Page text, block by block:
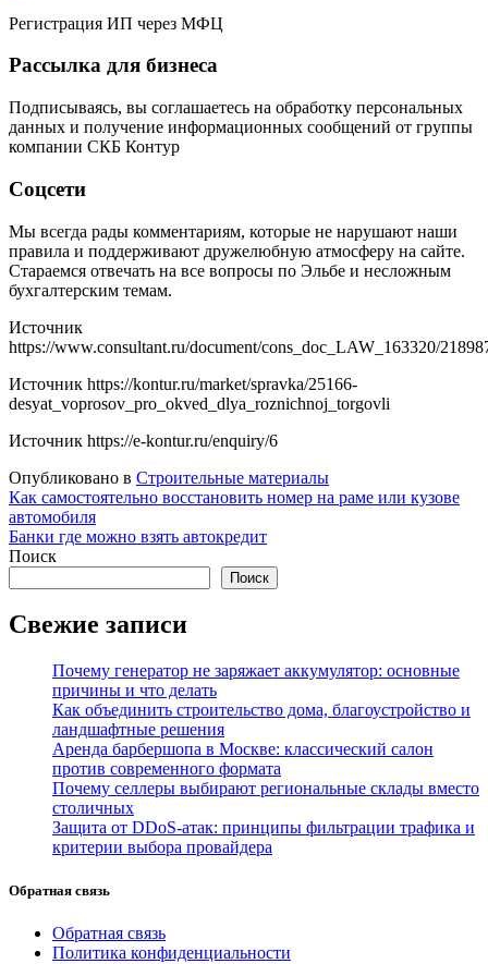
Регистрация ИП через МФЦ
Рассылка для бизнеса
Подписываясь, вы соглашаетесь на обработку персональных
данных и получение информационных сообщений от группы
компании СКБ Контур
Соцсети
Мы всегда рады комментариям, которые не нарушают наши
правила и поддерживают дружелюбную атмосферу на сайте.
Стараемся отвечать на все вопросы по Эльбе и несложным
бухгалтерским темам.
Источник
https://www.consultant.ru/document/cons_doc_LAW_163320/
Источник https://kontur.ru/market/spravka/25166-
desyat_voprosov_pro_okved_dlya_roznichnoj_torgovli
Источник https://e-kontur.ru/enquiry/6
Опубликовано в Строительные материалы
Навигация
по
записям
Как самостоятельно восстановить номер на раме или кузове
автомобиля
Банки где можно взять автокредит
Поиск
Поиск
Свежие записи
Почему генератор не заряжает аккумулятор: основные
причины и что делать
Как объединить строительство дома, благоустройство и
ландшафтные решения
Аренда барбершопа в Москве: классический салон
против современного формата
Почему селлеры выбирают региональные склады вместо
столичных
Защита от DDoS-атак: принципы фильтрации трафика и
критерии выбора провайдера
Обратная связь
Обратная связь
Политика конфиденциальности